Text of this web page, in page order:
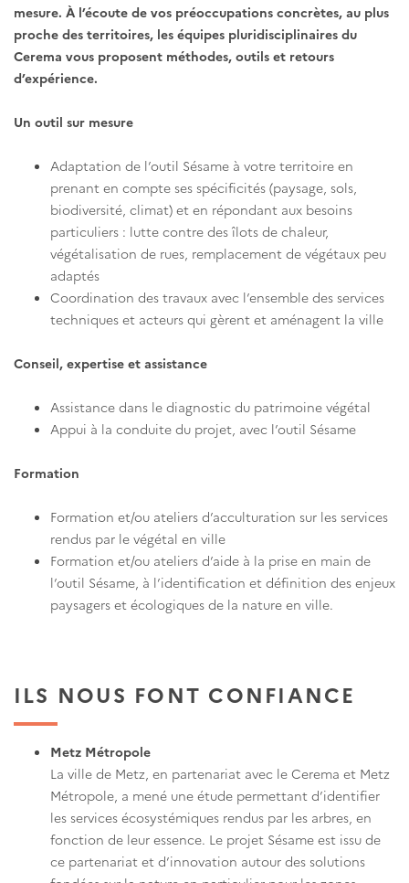
mesure. À l’écoute de vos préoccupations concrètes, au plus
proche des territoires, les équipes pluridisciplinaires du
Cerema vous proposent méthodes, outils et retours
d’expérience.
Un outil sur mesure
Adaptation de l’outil Sésame à votre territoire en
prenant en compte ses spécificités (paysage, sols,
biodiversité, climat) et en répondant aux besoins
particuliers : lutte contre des îlots de chaleur,
végétalisation de rues, remplacement de végétaux peu
adaptés
Coordination des travaux avec l’ensemble des services
techniques et acteurs qui gèrent et aménagent la ville
Conseil, expertise et assistance
Assistance dans le diagnostic du patrimoine végétal
Appui à la conduite du projet, avec l’outil Sésame
Formation
Formation et/ou ateliers d’acculturation sur les services
rendus par le végétal en ville
Formation et/ou ateliers d’aide à la prise en main de
l’outil Sésame, à l’identification et définition des enjeux
paysagers et écologiques de la nature en ville.
ILS NOUS FONT CONFIANCE
Metz Métropole
La ville de Metz, en partenariat avec le Cerema et Metz
Métropole, a mené une étude permettant d’identifier
les services écosystémiques rendus par les arbres, en
fonction de leur essence. Le projet Sésame est issu de
ce partenariat et d’innovation autour des solutions